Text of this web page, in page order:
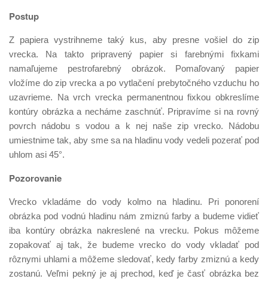
Postup
Z papiera vystrihneme taký kus, aby presne vošiel do zip
vrecka. Na takto pripravený papier si farebnými fixkami
namaľujeme pestrofarebný obrázok. Pomaľovaný papier
vložíme do zip vrecka a po vytlačení prebytočného vzduchu ho
uzavrieme. Na vrch vrecka permanentnou fixkou obkreslíme
kontúry obrázka a necháme zaschnúť. Pripravíme si na rovný
povrch nádobu s vodou a k nej naše zip vrecko. Nádobu
umiestnime tak, aby sme sa na hladinu vody vedeli pozerať pod
uhlom asi 45°.
Pozorovanie
Vrecko vkladáme do vody kolmo na hladinu. Pri ponorení
obrázka pod vodnú hladinu nám zmiznú farby a budeme vidieť
iba kontúry obrázka nakreslené na vrecku. Pokus môžeme
zopakovať aj tak, že budeme vrecko do vody vkladať pod
rôznymi uhlami a môžeme sledovať, kedy farby zmiznú a kedy
zostanú. Veľmi pekný je aj prechod, keď je časť obrázka bez